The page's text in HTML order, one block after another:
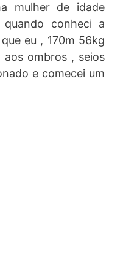
mulher de idade
conheci a
eu , 170m 56kg
aos ombros , seios
e comecei um